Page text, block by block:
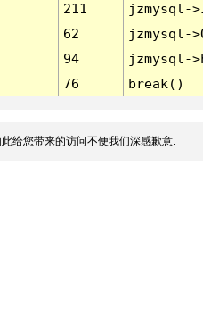
211
jzmysql-
62
jzmysql-
94
jzmysql-
76 break()
给您带来的访问不便我们深感歉意.